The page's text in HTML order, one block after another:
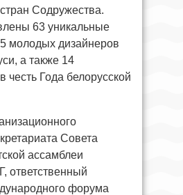
Содружества.
63 уникальные
молодых дизайнеров
а также 14
честь Года белорусской
Совета
ассамблеи
ответственный
форума